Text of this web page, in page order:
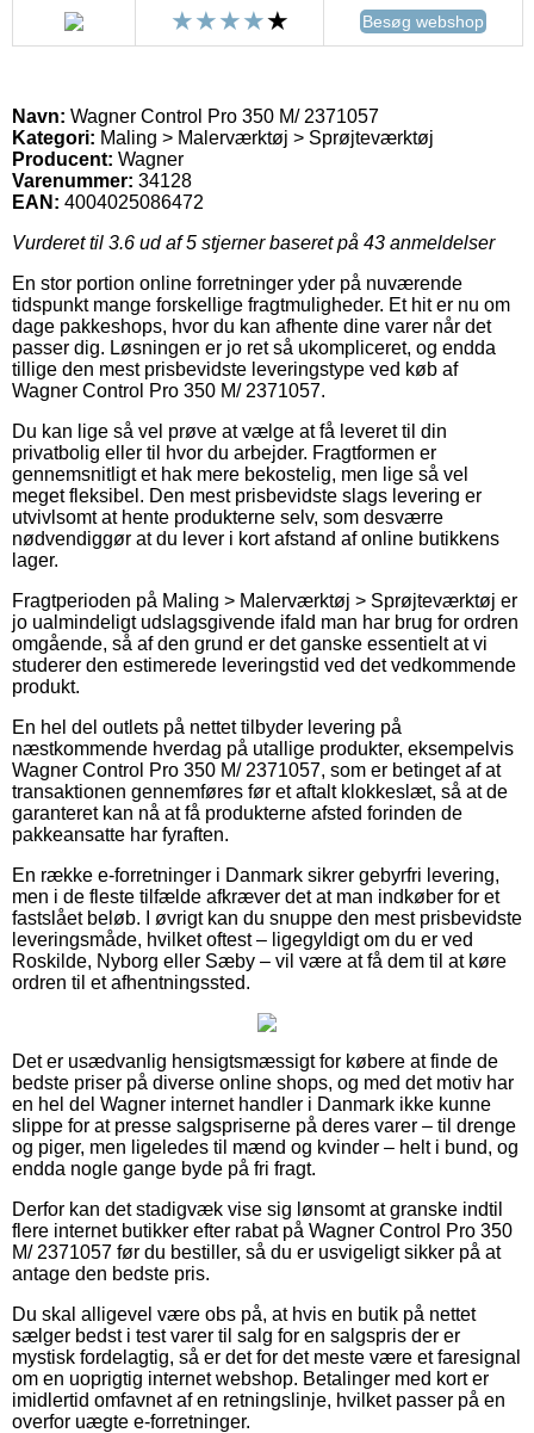
Besøg webshop
Navn: Wagner Control Pro 350 M/ 2371057
Kategori: Maling > Malerværktøj > Sprøjteværktøj
Producent: Wagner
Varenummer: 34128
EAN: 4004025086472
Vurderet til 3.6 ud af 5 stjerner baseret på 43 anmeldelser
En stor portion online forretninger yder på nuværende
tidspunkt mange forskellige fragtmuligheder. Et hit er nu om
dage pakkeshops, hvor du kan afhente dine varer når det
passer dig. Løsningen er jo ret så ukompliceret, og endda
tillige den mest prisbevidste leveringstype ved køb af
Wagner Control Pro 350 M/ 2371057.
Du kan lige så vel prøve at vælge at få leveret til din
privatbolig eller til hvor du arbejder. Fragtformen er
gennemsnitligt et hak mere bekostelig, men lige så vel
meget fleksibel. Den mest prisbevidste slags levering er
utvivlsomt at hente produkterne selv, som desværre
nødvendiggør at du lever i kort afstand af online butikkens
lager.
Fragtperioden på Maling > Malerværktøj > Sprøjteværktøj er
jo ualmindeligt udslagsgivende ifald man har brug for ordren
omgående, så af den grund er det ganske essentielt at vi
studerer den estimerede leveringstid ved det vedkommende
produkt.
En hel del outlets på nettet tilbyder levering på
næstkommende hverdag på utallige produkter, eksempelvis
Wagner Control Pro 350 M/ 2371057, som er betinget af at
transaktionen gennemføres før et aftalt klokkeslæt, så at de
garanteret kan nå at få produkterne afsted forinden de
pakkeansatte har fyraften.
En række e-forretninger i Danmark sikrer gebyrfri levering,
men i de fleste tilfælde afkræver det at man indkøber for et
fastslået beløb. I øvrigt kan du snuppe den mest prisbevidste
leveringsmåde, hvilket oftest – ligegyldigt om du er ved
Roskilde, Nyborg eller Sæby – vil være at få dem til at køre
ordren til et afhentningssted.
Det er usædvanlig hensigtsmæssigt for købere at finde de
bedste priser på diverse online shops, og med det motiv har
en hel del Wagner internet handler i Danmark ikke kunne
slippe for at presse salgspriserne på deres varer – til drenge
og piger, men ligeledes til mænd og kvinder – helt i bund, og
endda nogle gange byde på fri fragt.
Derfor kan det stadigvæk vise sig lønsomt at granske indtil
flere internet butikker efter rabat på Wagner Control Pro 350
M/ 2371057 før du bestiller, så du er usvigeligt sikker på at
antage den bedste pris.
Du skal alligevel være obs på, at hvis en butik på nettet
sælger bedst i test varer til salg for en salgspris der er
mystisk fordelagtig, så er det for det meste være et faresignal
om en uoprigtig internet webshop. Betalinger med kort er
imidlertid omfavnet af en retningslinje, hvilket passer på en
overfor uægte e-forretninger.